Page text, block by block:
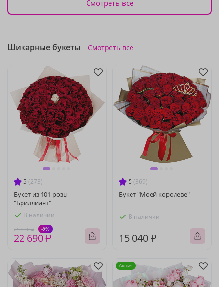
Смотреть все
Шикарные букеты Смотреть все
5 (273)
Букет из 101 розы
"Бриллиант"
В наличии
25 070 ₽ -9%
22 690 ₽
5 (369)
Букет "Моей королеве"
В наличии
15 040 ₽
Акция